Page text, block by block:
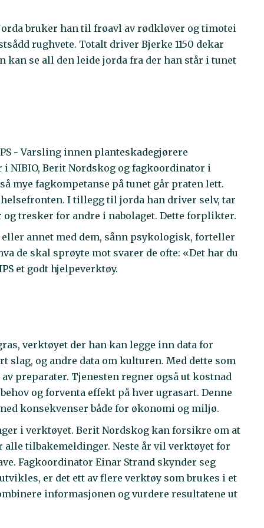
bruker han til frøavl av rødkløver og timotei
rughvete. Totalt driver Bjerke 1150 dekar
kan se all den leide jorda fra der han står i tunet
- Varsling innen planteskadegjørere
i NIBIO, Berit Nordskog og fagkoordinator i
mye fagkompetanse på tunet går praten lett.
I tillegg til jorda han driver selv, tar
tresker for andre i nabolaget. Dette forplikter.
annet med dem, sånn psykologisk, forteller
de skal sprøyte mot svarer de ofte: «Det har du
et godt hjelpeverktøy.
verktøyet der han kan legge inn data for
slag, og andre data om kulturen. Med dette som
preparater. Tjenesten regner også ut kostnad
og forventa effekt på hver ugrasart. Denne
konsekvenser både for økonomi og miljø.
i verktøyet. Berit Nordskog kan forsikre om at
tilbakemeldinger. Neste år vil verktøyet for
Fagkoordinator Einar Strand skynder seg
er det ett av flere verktøy som brukes i et
informasjonen og vurdere resultatene ut